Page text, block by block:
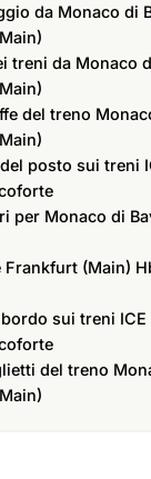
da Monaco di
treni da Monaco
del treno
posto sui treni
per Monaco di
Frankfurt (Main)
sui treni
del treno